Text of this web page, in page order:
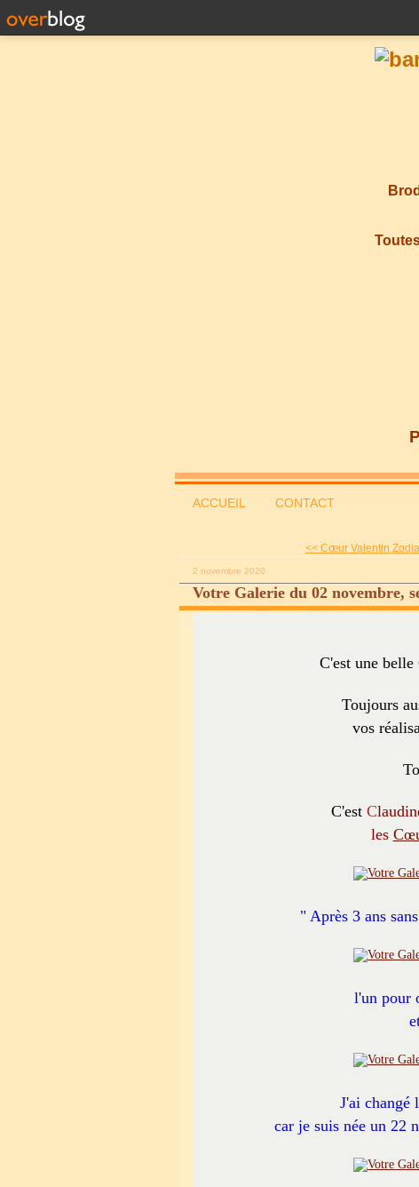
ACCUEIL CONTACT
<< Cœur Valentin
2 novembre 2020
Votre Galerie du 02 novembre,
C'est une
Toujours
vos
C'est C
les
" Après 3 ans
l'un pour
J'ai changé
car je suis née un 22